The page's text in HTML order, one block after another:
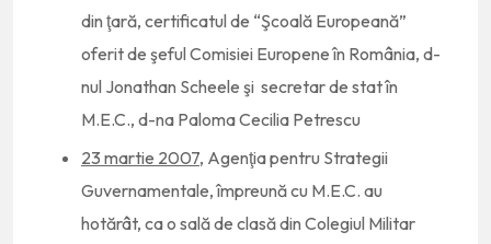
din ţară, certificatul de “Şcoală Europeană”
oferit de şeful Comisiei Europene în România, d-
nul Jonathan Scheele şi secretar de stat în
M.E.C., d-na Paloma Cecilia Petrescu
23 martie 2007, Agenţia pentru Strategii
Guvernamentale, împreună cu M.E.C. au
hotărât, ca o sală de clasă din Colegiul Militar